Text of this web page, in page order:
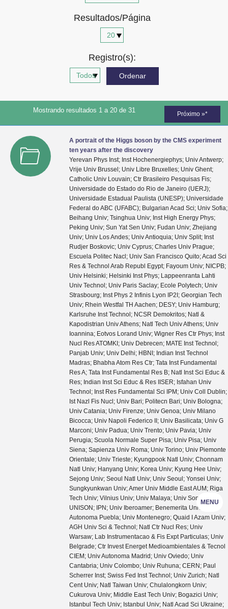
MENU
Resultados/Página
Registro(s):
Mostrando resultados 1 a 20 de 31 Próximo »*
A portrait of the Higgs boson by the CMS experiment
ten years after the discovery
Yerevan Phys Inst; Inst Hochenergiephys; Univ Antwerp;
Vrije Univ Brussel; Univ Libre Bruxelles; Univ Ghent;
Catholic Univ Louvain; Ctr Brasileiro Pesquisas Fis;
Universidade do Estado do Rio de Janeiro (UERJ);
Universidade Estadual Paulista (UNESP); Universidade
Federal do ABC (UFABC); Bulgarian Acad Sci; Univ Sofia;
Beihang Univ; Tsinghua Univ; Inst High Energy Phys;
Peking Univ; Sun Yat Sen Univ; Fudan Univ; Zhejiang
Univ; Univ Los Andes; Univ Antioquia; Univ Split; Inst
Rudjer Boskovic; Univ Cyprus; Charles Univ Prague;
Escuela Politec Nacl; Univ San Francisco Quito; Acad Sci
Res & Technol Arab Republ Egypt; Fayoum Univ; NICPB;
Univ Helsinki; Helsinki Inst Phys; Lappeenranta Lahti
Univ Technol; Univ Paris Saclay; Ecole Polytech; Univ
Strasbourg; Inst Phys 2 Infinis Lyon IP2I; Georgian Tech
Univ; Rhein Westfal TH Aachen; DESY; Univ Hamburg;
Karlsruhe Inst Technol; NCSR Demokritos; Natl &
Kapodistrian Univ Athens; Natl Tech Univ Athens; Univ
Ioannina; Eotvos Lorand Univ; Wigner Res Ctr Phys; Inst
Nucl Res ATOMKI; Univ Debrecen; MATE Inst Technol;
Panjab Univ; Univ Delhi; HBNI; Indian Inst Technol
Madras; Bhabha Atom Res Ctr; Tata Inst Fundamental
Res A; Tata Inst Fundamental Res B; Natl Inst Sci Educ &
Res; Indian Inst Sci Educ & Res IISER; Isfahan Univ
Technol; Inst Res Fundamental Sci IPM; Univ Coll Dublin;
Ist Nazl Fis Nucl; Univ Bari; Politecn Bari; Univ Bologna;
Univ Catania; Univ Firenze; Univ Genoa; Univ Milano
Bicocca; Univ Napoli Federico II; Univ Basilicata; Univ G
Marconi; Univ Padua; Univ Trento; Univ Pavia; Univ
Perugia; Scuola Normale Super Pisa; Univ Pisa; Univ
Siena; Sapienza Univ Roma; Univ Torino; Univ Piemonte
Orientale; Univ Trieste; Kyungpook Natl Univ; Chonnam
Natl Univ; Hanyang Univ; Korea Univ; Kyung Hee Univ;
Sejong Univ; Seoul Natl Univ; Univ Seoul; Yonsei Univ;
Sungkyunkwan Univ; Amer Univ Middle East AUM; Riga
Tech Univ; Vilnius Univ; Univ Malaya; Univ Sonora
UNISON; IPN; Univ Iberoamer; Benemerita Univ
Autonoma Puebla; Univ Montenegro; Quaid I Azam Univ;
AGH Univ Sci & Technol; Natl Ctr Nucl Res; Univ
Warsaw; Lab Instrumentacao & Fis Expt Particulas; Univ
Belgrade; Ctr Invest Energet Medioambientales & Tecnol
CIEM; Univ Autonoma Madrid; Univ Oviedo; Univ
Cantabria; Univ Colombo; Univ Ruhuna; CERN; Paul
Scherrer Inst; Swiss Fed Inst Technol; Univ Zurich; Natl
Cent Univ; Natl Taiwan Univ; Chulalongkorn Univ;
Cukurova Univ; Middle East Tech Univ; Bogazici Univ;
Istanbul Tech Univ; Istanbul Univ; Natl Acad Sci Ukraine;